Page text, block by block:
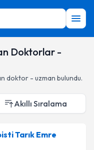
Doktorlar -
doktor - uzman bulundu.
Akıllı Sıralama
Tarık Emre